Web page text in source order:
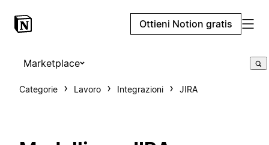
Ottieni Notion gratis
Marketplace
Categorie Lavoro Integrazioni JIRA